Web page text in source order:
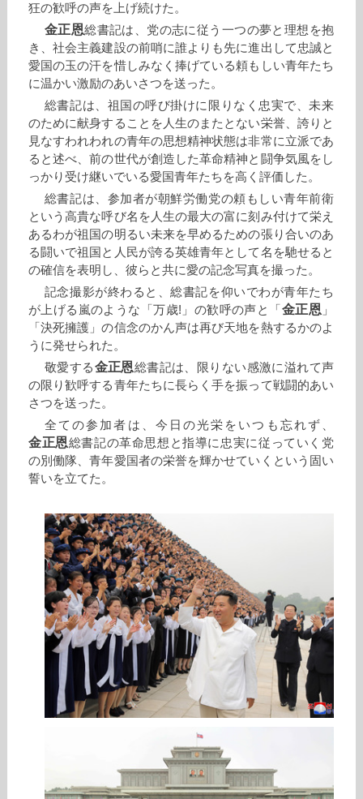
狂の歓呼の声を上げ続けた。
金正恩総書記は、党の志に従う一つの夢と理想を抱
き、社会主義建設の前哨に誰よりも先に進出して忠誠と
愛国の玉の汗を惜しみなく捧げている頼もしい青年たち
に温かい激励のあいさつを送った。
総書記は、祖国の呼び掛けに限りなく忠実で、未来
のために献身することを人生のまたとない栄誉、誇りと
見なすわれわれの青年の思想精神状態は非常に立派であ
ると述べ、前の世代が創造した革命精神と闘争気風をし
っかり受け継いでいる愛国青年たちを高く評価した。
総書記は、参加者が朝鮮労働党の頼もしい青年前衛
という高貴な呼び名を人生の最大の富に刻み付けて栄え
あるわが祖国の明るい未来を早めるための張り合いのあ
る闘いで祖国と人民が誇る英雄青年として名を馳せると
の確信を表明し、彼らと共に愛の記念写真を撮った。
記念撮影が終わると、総書記を仰いでわが青年たち
が上げる嵐のような「万歳!」の歓呼の声と「 金正恩 」
「決死擁護」の信念のかん声は再び天地を熱するかのよ
うに発せられた。
敬愛する金正恩総書記は、限りない感激に溢れて声
の限り歓呼する青年たちに長らく手を振って戦闘的あい
さつを送った。
全ての参加者は、今日の光栄をいつも忘れず、
金正恩総書記の革命思想と指導に忠実に従っていく党
の別働隊、青年愛国者の栄誉を輝かせていくという固い
誓いを立てた。